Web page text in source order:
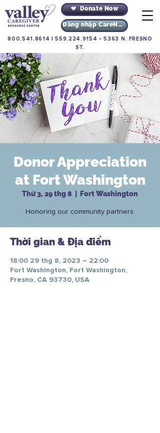
Donate Now
Đăng nhập CareNav
800.541.8614 |559.224.9154 •5363 N. FRESNO
ST.
Donor Appreciation
at Fort Washington
Thứ 3, 29 thg 8 Fort Washington
Honoring our community partners.
Thời gian & Địa điểm
18:00 29 thg 8, 2023 – 22:00
Fort Washington, Fort Washington,
Fresno, CA 93730, USA